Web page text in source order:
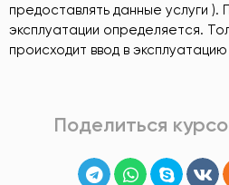
предоставлять данные услуги ).
эксплуатации определяется.
происходит ввод в эксплуатацию
Поделиться